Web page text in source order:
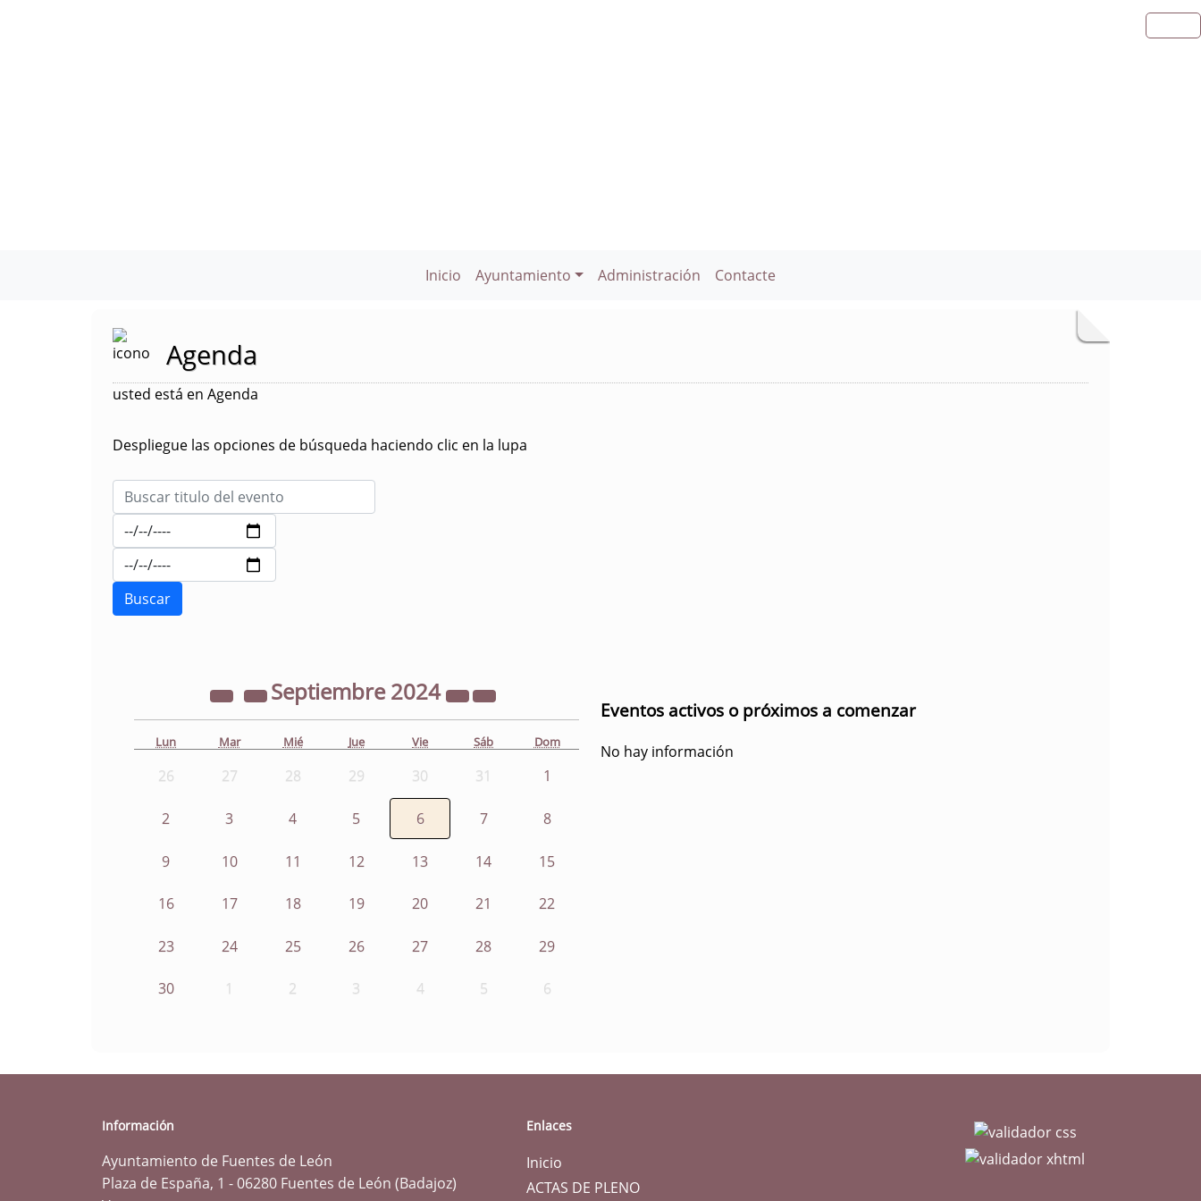
Inicio Ayuntamiento Administración Contacte
Agenda
usted está en Agenda
Despliegue las opciones de búsqueda haciendo clic en la lupa
Septiembre2024
Lun Mar Mié Jue Vie Sáb Dom
26 27 28 29 30 31 1
2 3 4 5 6 7 8
9 10 11 12 13 14 15
16 17 18 19 20 21 22
23 24 25 26 27 28 29
30 1 2 3 4 5 6
Eventos activos o próximos a comenzar
No hay información
Información
Ayuntamiento de Fuentes de León
Plaza de España, 1 - 06280 Fuentes de León (Badajoz)
Enlaces
Inicio
ACTAS DE PLENO